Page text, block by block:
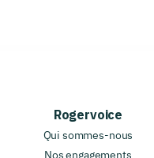
Rogervoice
Qui sommes-nous
Nos engagements